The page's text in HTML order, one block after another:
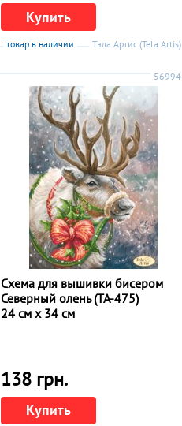
Купить
товар в наличии Тэла Артис (Tela Artis)
56994
Схема для вышивки бисером
Северный олень (ТА-475)
24 см x 34 см
138 грн.
Купить